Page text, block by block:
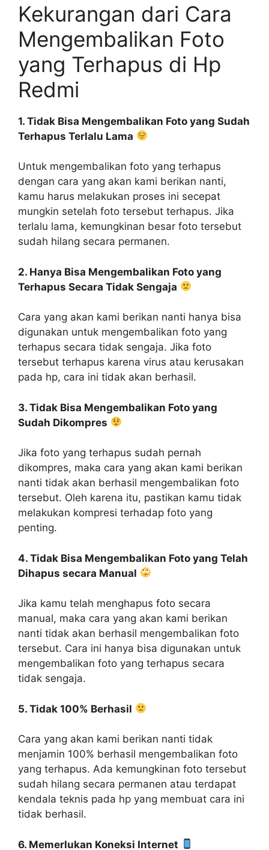
Kekurangan dari Cara
Mengembalikan Foto
yang Terhapus di Hp
Redmi
1. Tidak Bisa Mengembalikan Foto yang Sudah
Terhapus Terlalu Lama
Untuk mengembalikan foto yang terhapus
dengan cara yang akan kami berikan nanti,
kamu harus melakukan proses ini secepat
mungkin setelah foto tersebut terhapus. Jika
terlalu lama, kemungkinan besar foto tersebut
sudah hilang secara permanen.
2. Hanya Bisa Mengembalikan Foto yang
Terhapus Secara Tidak Sengaja
Cara yang akan kami berikan nanti hanya bisa
digunakan untuk mengembalikan foto yang
terhapus secara tidak sengaja. Jika foto
tersebut terhapus karena virus atau kerusakan
pada hp, cara ini tidak akan berhasil.
3. Tidak Bisa Mengembalikan Foto yang
Sudah Dikompres
Jika foto yang terhapus sudah pernah
dikompres, maka cara yang akan kami berikan
nanti tidak akan berhasil mengembalikan foto
tersebut. Oleh karena itu, pastikan kamu tidak
melakukan kompresi terhadap foto yang
penting.
4. Tidak Bisa Mengembalikan Foto yang Telah
Dihapus secara Manual
Jika kamu telah menghapus foto secara
manual, maka cara yang akan kami berikan
nanti tidak akan berhasil mengembalikan foto
tersebut. Cara ini hanya bisa digunakan untuk
mengembalikan foto yang terhapus secara
tidak sengaja.
5. Tidak 100% Berhasil
Cara yang akan kami berikan nanti tidak
menjamin 100% berhasil mengembalikan foto
yang terhapus. Ada kemungkinan foto tersebut
sudah hilang secara permanen atau terdapat
kendala teknis pada hp yang membuat cara ini
tidak berhasil.
6. Memerlukan Koneksi Internet